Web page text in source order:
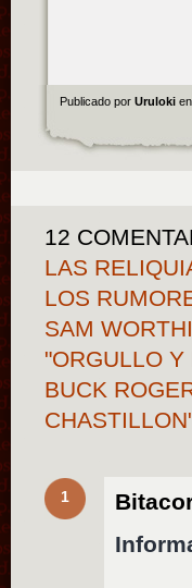
Publicado por Uruloki en
12
LAS
LOS
SAM
"ORGULLO
BUCK
1